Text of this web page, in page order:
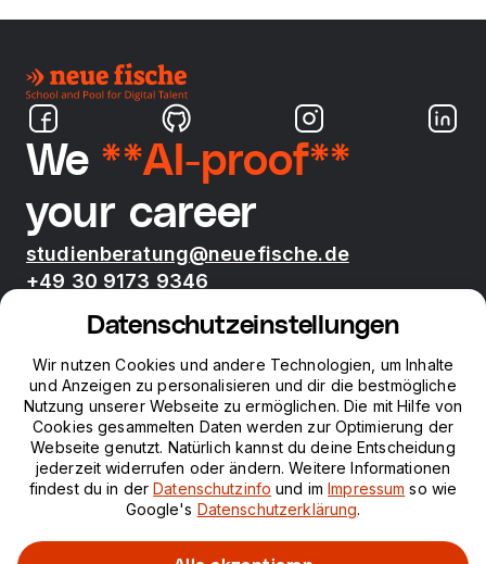
We **AI-proof**
your career
studienberatung@neuefische.de
+49 30 9173 9346
neue fische
Ressourcen
Kurse
Datenschutzeinstellungen
Wir nutzen Cookies und andere Technologien, um Inhalte
und Anzeigen zu personalisieren und dir die bestmögliche
Nutzung unserer Webseite zu ermöglichen. Die mit Hilfe von
Cookies gesammelten Daten werden zur Optimierung der
Webseite genutzt. Natürlich kannst du deine Entscheidung
jederzeit widerrufen oder ändern. Weitere Informationen
findest du in derDatenschutzinfo und imImpressum so wie
Google's Datenschutzerklärung.